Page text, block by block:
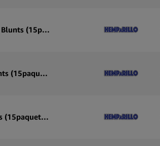
Hemparillo Papiers Blunt Chanvre Mango Haze x4 Blunts (15paquets/présentoir)
Hemparillo Papiers Blunt Chanvre Cali Fire x4 Blunts (15paquets/présentoir)
Hemparillo Papiers Blunt Chanvre Naked x4 Blunts (15paquets/présentoir)